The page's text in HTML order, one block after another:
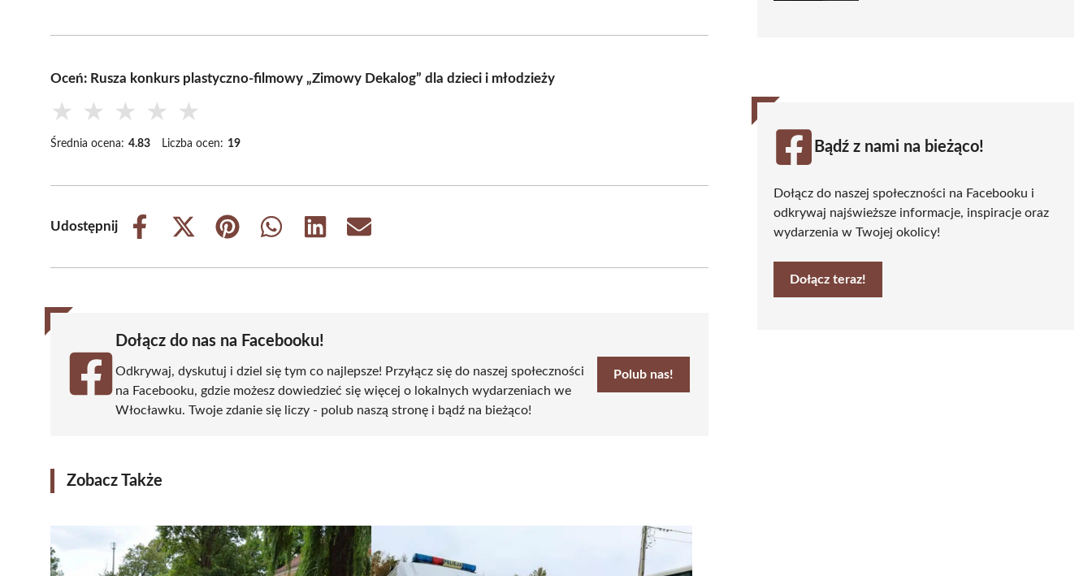
Oceń: Rusza konkurs plastyczno-filmowy „Zimowy Dekalog” dla dzieci i młodzieży
★ ★ ★ ★ ★
Średnia ocena: 4.83 Liczba ocen: 19
Udostępnij
Share
Share
(Twitter)
Share
Share
Share
Share
Dołącz do nas na Facebooku!
Odkrywaj, dyskutuj i dziel się tym co najlepsze! Przyłącz się do naszej społeczności
na Facebooku, gdzie możesz dowiedzieć się więcej o lokalnych wydarzeniach we
Włocławku. Twoje zdanie się liczy - polub naszą stronę i bądź na bieżąco!
Polub nas!
Zobacz Także
Bądź z nami na bieżąco!
Dołącz do naszej społeczności na Facebooku i
odkrywaj najświeższe informacje, inspiracje oraz
wydarzenia w Twojej okolicy!
Dołącz teraz!